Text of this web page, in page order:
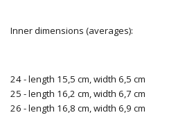
Inner dimensions (averages):
24 - length 15,5 cm, width 6,5 cm
25 - length 16,2 cm, width 6,7 cm
26 - length 16,8 cm, width 6,9 cm